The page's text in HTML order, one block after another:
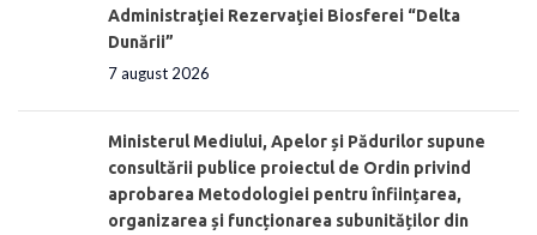
Administraţiei Rezervaţiei Biosferei “Delta
Dunării”
7 august 2026
Ministerul Mediului, Apelor și Pădurilor supune
consultării publice proiectul de Ordin privind
aprobarea Metodologiei pentru înființarea,
organizarea și funcționarea subunităților din